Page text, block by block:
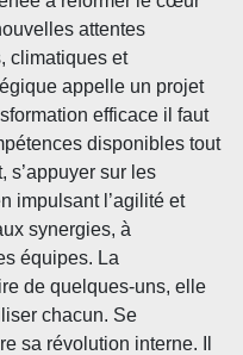
attentes
climatiques et
appelle un projet
efficace il faut
disponibles tout
s’appuyer sur les
impulsant l’agilité et
synergies, à
équipes. La
de quelques-uns, elle
chacun. Se
sa révolution interne. Il